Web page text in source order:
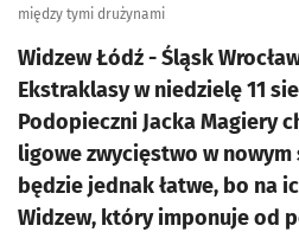
między tymi drużynami
Widzew Łódź - Śląsk
Ekstraklasy w niedzielę 11
Podopieczni Jacka Magiery
ligowe zwycięstwo w nowym
będzie jednak łatwe, bo na
Widzew, który imponuje od